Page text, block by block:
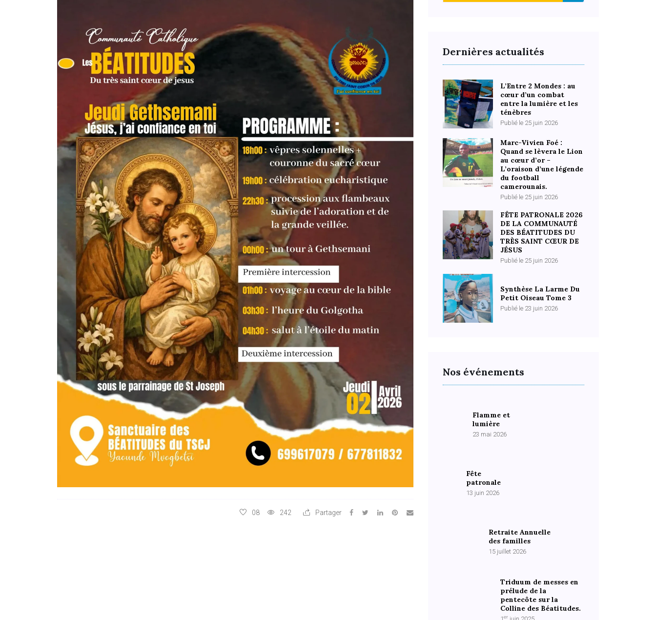
08 242 Partager
Dernières actualités
L’Entre 2 Mondes : au
cœur d’un combat
entre la lumière et les
ténèbres
Publié le 25 juin 2026
Marc-Vivien Foé :
Quand se lèvera le Lion
au cœur d’or –
L’oraison d’une légende
du football
camerounais.
Publié le 25 juin 2026
FÊTE PATRONALE 2026
DE LA COMMUNAUTÉ
DES BÉATITUDES DU
TRÈS SAINT CŒUR DE
JÉSUS
Publié le 25 juin 2026
Synthèse La Larme Du
Petit Oiseau Tome 3
Publié le 23 juin 2026
Nos événements
Flamme et
lumière
23 mai 2026
Fête
patronale
13 juin 2026
Retraite Annuelle
des familles
15 juillet 2026
Triduum de messes en
prélude de la
pentecôte sur la
Colline des Béatitudes.
er